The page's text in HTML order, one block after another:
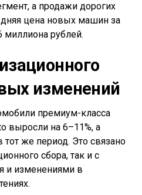
а продажи дорогих
цена новых машин за
миллиона рублей.
изменений
премиум-класса
выросли на 6–11%, а
тот же период. Это связано
сбора, так и с
и изменениями в